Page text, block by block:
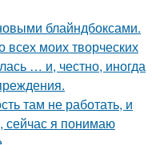
блайндбоксами.
моих творческих
… и, честно, иногда
там не работать, и
сейчас я понимаю